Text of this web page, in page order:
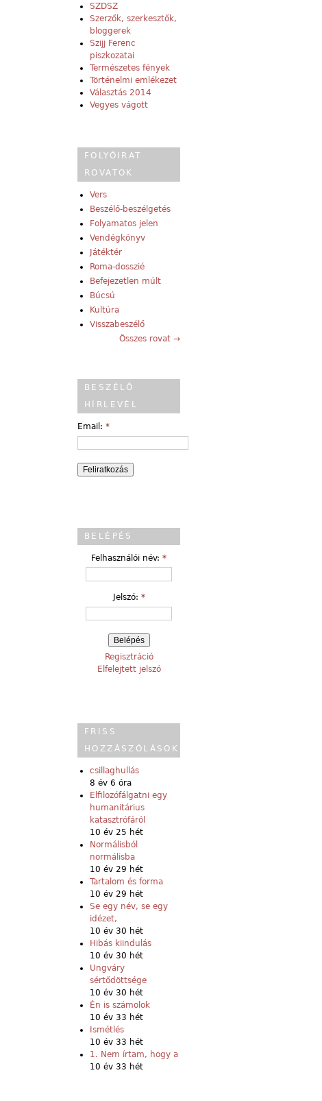
SZDSZ
Szerzők, szerkesztők,
bloggerek
Szijj Ferenc
piszkozatai
Természetes fények
Történelmi emlékezet
Választás 2014
Vegyes vágott
FOLYÓIRAT
ROVATOK
Vers
Beszélő-beszélgetés
Folyamatos jelen
Vendégkönyv
Játéktér
Roma-dosszié
Befejezetlen múlt
Búcsú
Kultúra
Visszabeszélő
Összes rovat →
BESZÉLŐ
HÍRLEVÉL
Email: *
BELÉPÉS
Felhasználói név: *
Jelszó: *
Regisztráció
Elfelejtett jelszó
FRISS
HOZZÁSZÓLÁSOK
csillaghullás
8 év 6 óra
Elfilozófálgatni egy
humanitárius
katasztrófáról
10 év 25 hét
Normálisból
normálisba
10 év 29 hét
Tartalom és forma
10 év 29 hét
Se egy név, se egy
idézet,
10 év 30 hét
Hibás kiindulás
10 év 30 hét
Ungváry
sértődöttsége
10 év 30 hét
Én is számolok
10 év 33 hét
Ismétlés
10 év 33 hét
1. Nem írtam, hogy a
10 év 33 hét